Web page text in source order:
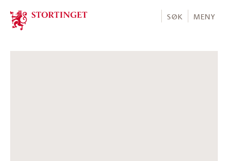
Stortinget.no
SØK MENY